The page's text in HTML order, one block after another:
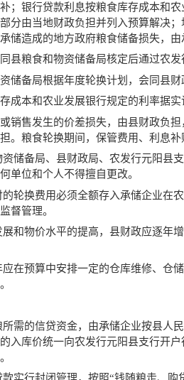
；银行贷款利息按粮食库存成本和
分由当地财政负担并列入预算解决
储造成的地方政府粮食储备损失，由
县粮食和物资储备局核定后通过农
储备局根据年度轮换计划，会同县
成本和农业发展银行规定的利率据实
销售发生的价差损失，由县财政负
。粮食轮换期间，保管费用、利息补
储备局、县财政局、农发行元阳县
单位和个人不得擅自更改。
轮换费用必须全额存入承储企业在
督管理。
和物价水平的提高，县财政应逐年
在预算中安排一定的仓库维修、仓
需的信贷资金，由承储企业按县人
入库价统一向农发行元阳县支行开